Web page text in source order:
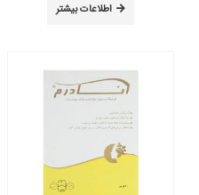
اطلاعات بیشتر